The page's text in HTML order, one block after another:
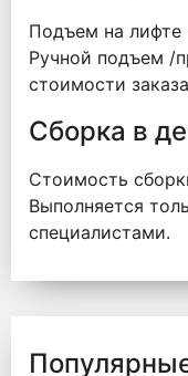
Подъем на
Ручной подъем /
стоимости
Сборка в
Стоимость
Выполняется
специалистами.